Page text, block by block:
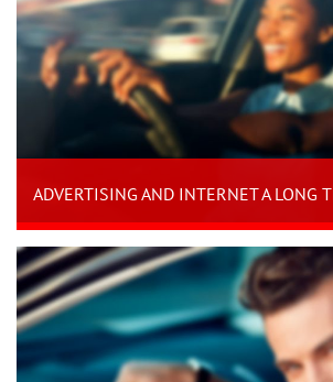
ADVERTISING AND INTERNET A LONG